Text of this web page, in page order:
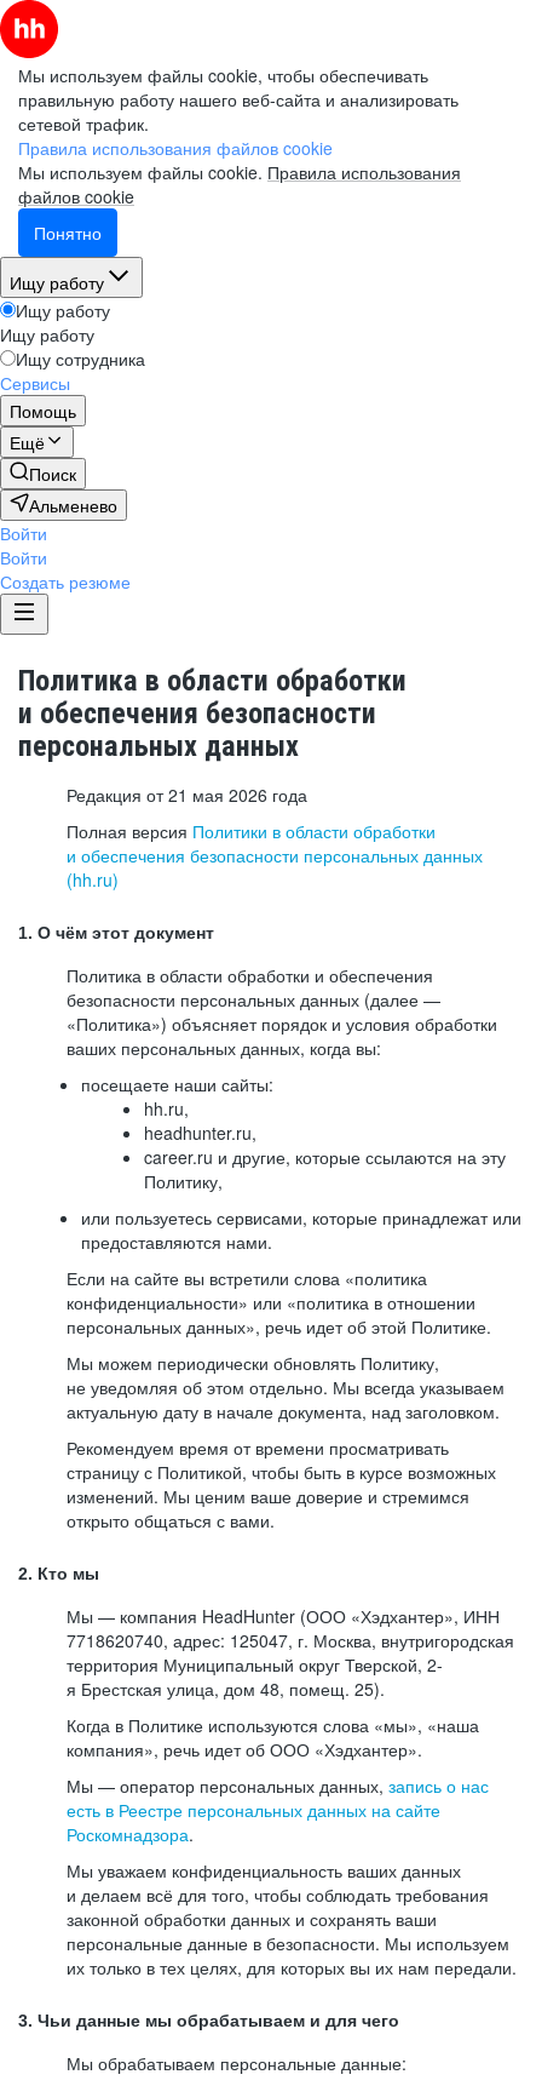
Мы используем файлы cookie, чтобы обеспечивать
правильную работу нашего веб-сайта и анализировать
сетевой трафик.
Правила использования файлов cookie
Мы используем файлы cookie. Правила использования
файлов cookie
Понятно
Ищу работу
Ищу работу
Ищу работу
Ищу сотрудника
Сервисы
Помощь
Ещё
Поиск
Альменево
Войти
Войти
Создать резюме
Политика в области обработки
и обеспечения безопасности
персональных данных
Редакция от 21 мая 2026 года
Полная версия Политики в области обработки
и обеспечения безопасности персональных данных
(hh.ru)
1. О чём этот документ
Политика в области обработки и обеспечения
безопасности персональных данных (далее —
«Политика») объясняет порядок и условия обработки
ваших персональных данных, когда вы:
посещаете наши сайты:
hh.ru,
headhunter.ru,
career.ru и другие, которые ссылаются на эту
Политику,
или пользуетесь сервисами, которые принадлежат или
предоставляются нами.
Если на сайте вы встретили слова «политика
конфиденциальности» или «политика в отношении
персональных данных», речь идет об этой Политике.
Мы можем периодически обновлять Политику,
не уведомляя об этом отдельно. Мы всегда указываем
актуальную дату в начале документа, над заголовком.
Рекомендуем время от времени просматривать
страницу с Политикой, чтобы быть в курсе возможных
изменений. Мы ценим ваше доверие и стремимся
открыто общаться с вами.
2. Кто мы
Мы — компания HeadHunter (ООО «Хэдхантер», ИНН
7718620740, адрес: 125047, г. Москва, внутригородская
территория Муниципальный округ Тверской, 2-
я Брестская улица, дом 48, помещ. 25).
Когда в Политике используются слова «мы», «наша
компания», речь идет об ООО «Хэдхантер».
Мы — оператор персональных данных, запись о нас
есть в Реестре персональных данных на сайте
Роскомнадзора.
Мы уважаем конфиденциальность ваших данных
и делаем всё для того, чтобы соблюдать требования
законной обработки данных и сохранять ваши
персональные данные в безопасности. Мы используем
их только в тех целях, для которых вы их нам передали.
3. Чьи данные мы обрабатываем и для чего
Мы обрабатываем персональные данные: